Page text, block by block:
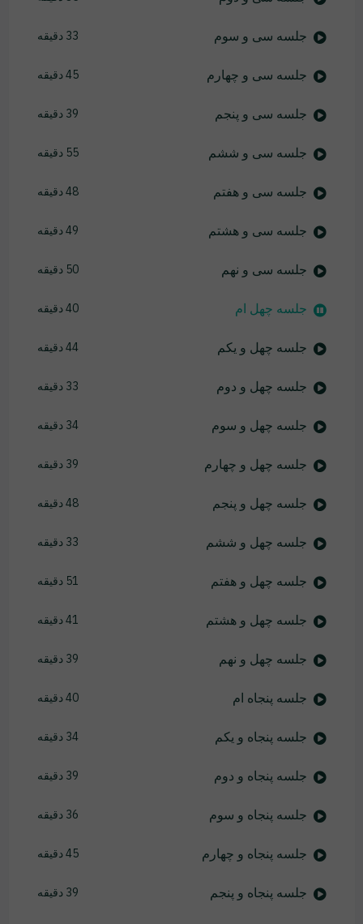
جلسه سی و سوم 33 دقیقه
جلسه سی و چهارم 45 دقیقه
جلسه سی و پنجم 39 دقیقه
جلسه سی و ششم 55 دقیقه
جلسه سی و هفتم 48 دقیقه
جلسه سی و هشتم 49 دقیقه
جلسه سی و نهم 50 دقیقه
جلسه چهل ام 40 دقیقه
جلسه چهل و یکم 44 دقیقه
جلسه چهل و دوم 33 دقیقه
جلسه چهل و سوم 34 دقیقه
جلسه چهل و چهارم 39 دقیقه
جلسه چهل و پنجم 48 دقیقه
جلسه چهل و ششم 33 دقیقه
جلسه چهل و هفتم 51 دقیقه
جلسه چهل و هشتم 41 دقیقه
جلسه چهل و نهم 39 دقیقه
جلسه پنجاه ام 40 دقیقه
جلسه پنجاه و یکم 34 دقیقه
جلسه پنجاه و دوم 39 دقیقه
جلسه پنجاه و سوم 36 دقیقه
جلسه پنجاه و چهارم 45 دقیقه
جلسه پنجاه و پنجم 39 دقیقه